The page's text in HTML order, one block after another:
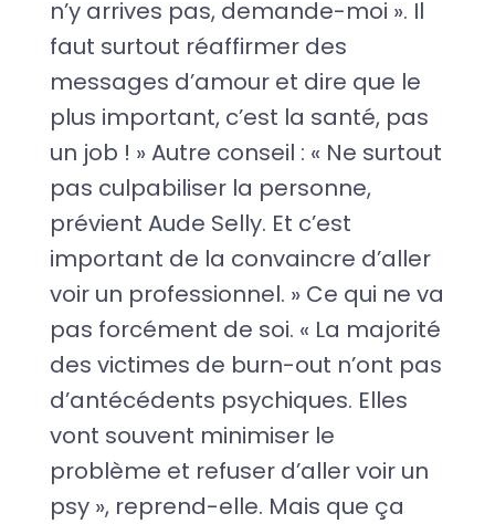
n’y arrives pas, demande-moi ». Il
faut surtout réaffirmer des
messages d’amour et dire que le
plus important, c’est la santé, pas
un job ! » Autre conseil : « Ne surtout
pas culpabiliser la personne,
prévient Aude Selly. Et c’est
important de la convaincre d’aller
voir un professionnel. » Ce qui ne va
pas forcément de soi. « La majorité
des victimes de burn-out n’ont pas
d’antécédents psychiques. Elles
vont souvent minimiser le
problème et refuser d’aller voir un
psy », reprend-elle. Mais que ça